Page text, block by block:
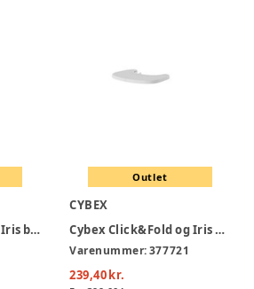
Cybex Click&fold og Iris bakke - Stunning Black
Outlet
CYBEX
Cybex Click&Fold og Iris bakke - All Natural
Varenummer:377721
239,40 kr.